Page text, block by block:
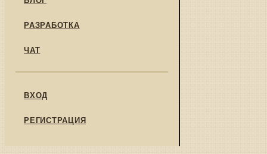
РАЗРАБОТКА
ЧАТ
ВХОД
РЕГИСТРАЦИЯ